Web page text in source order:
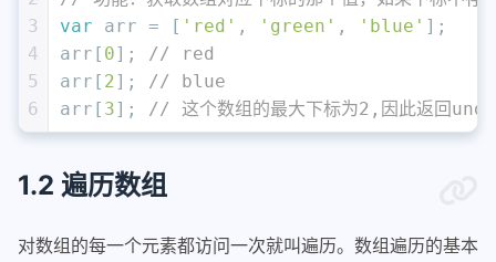
3
4
5
6
var arr = [ 'red' , 'green' , 'blue' ];
arr[ 0
// red
arr[ 2];
// blue
arr[ 3]; // 这个数组的最大下标为2,因此返回
1.2 遍历数组
对数组的每一个元素都访问一次就叫遍历。数组遍历的基本